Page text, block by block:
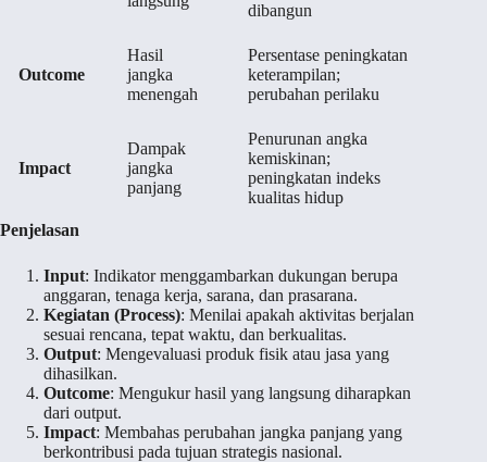
dibangun
Outcome
Hasil
jangka
menengah
Persentase peningkatan
keterampilan;
perubahan perilaku
Impact
Dampak
jangka
panjang
Penurunan angka
kemiskinan;
peningkatan indeks
kualitas hidup
Penjelasan
Input: Indikator menggambarkan dukungan berupa
anggaran, tenaga kerja, sarana, dan prasarana.
Kegiatan (Process): Menilai apakah aktivitas berjalan
sesuai rencana, tepat waktu, dan berkualitas.
Output: Mengevaluasi produk fisik atau jasa yang
dihasilkan.
Outcome: Mengukur hasil yang langsung diharapkan
dari output.
Impact: Membahas perubahan jangka panjang yang
berkontribusi pada tujuan strategis nasional.